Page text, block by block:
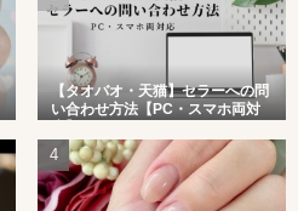
【タオバオ・天猫】セラーへの問
い合わせ方法【PC・スマホ両対